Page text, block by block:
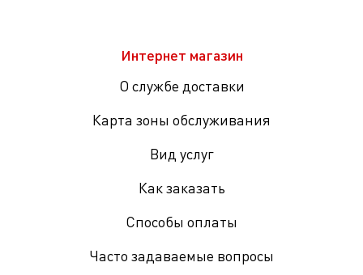
Интернет магазин
О службе доставки
Карта зоны обслуживания
Вид услуг
Как заказать
Способы оплаты
Часто задаваемые вопросы